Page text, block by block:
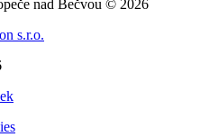
nad Bečvou © 2026
s.r.o.